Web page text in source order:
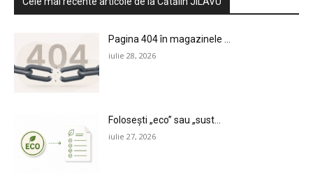
Pagina 404 în magazinele ...
iulie 28, 2026
Folosești „eco” sau „sust...
iulie 27, 2026